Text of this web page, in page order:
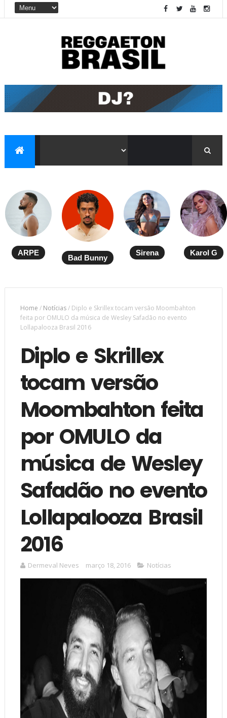
ARPE
Bad Bunny
Sirena Karol G
Home / Notícias/ Diplo e Skrillex tocam versão Moombahton
feita por OMULO da música de Wesley Safadão no evento
Lollapalooza Brasil 2016
Diplo e Skrillex
tocam versão
Moombahton feita
por OMULO da
música de Wesley
Safadão no evento
Lollapalooza Brasil
2016
Dermeval Neves março 18, 2016 Notícias